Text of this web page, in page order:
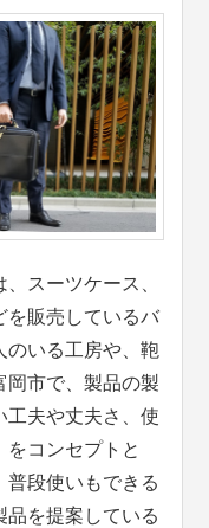
スーツケース、
を販売しているバ
のいる工房や、鞄
岡市で、製品の製
工夫や丈夫さ、使
をコンセプトと
普段使いもできる
品を提案している